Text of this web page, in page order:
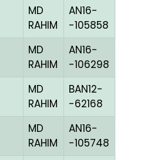
MD
RAHIM
AN16-
-105858
MD
RAHIM
AN16-
-106298
MD
RAHIM
BAN12-
-62168
MD
RAHIM
AN16-
-105748